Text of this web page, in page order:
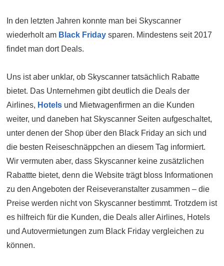
In den letzten Jahren konnte man bei Skyscanner
wiederholt am Black Friday sparen. Mindestens seit 2017
findet man dort Deals.
Uns ist aber unklar, ob Skyscanner tatsächlich Rabatte
bietet. Das Unternehmen gibt deutlich die Deals der
Airlines, Hotels und Mietwagenfirmen an die Kunden
weiter, und daneben hat Skyscanner Seiten aufgeschaltet,
unter denen der Shop über den Black Friday an sich und
die besten Reiseschnäppchen an diesem Tag informiert.
Wir vermuten aber, dass Skyscanner keine zusätzlichen
Rabattte bietet, denn die Website trägt bloss Informationen
zu den Angeboten der Reiseveranstalter zusammen – die
Preise werden nicht von Skyscanner bestimmt. Trotzdem ist
es hilfreich für die Kunden, die Deals aller Airlines, Hotels
und Autovermietungen zum Black Friday vergleichen zu
können.